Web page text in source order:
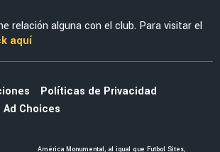
relación alguna con el club. Para visitar el
aquí
Políticas de Privacidad
Ad Choices
América Monumental, al igual que Futbol Sites,